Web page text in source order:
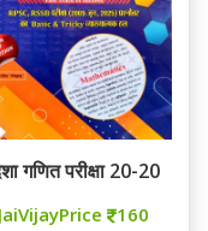
गणित परीक्षा 20-20
JaiVijayPrice 160